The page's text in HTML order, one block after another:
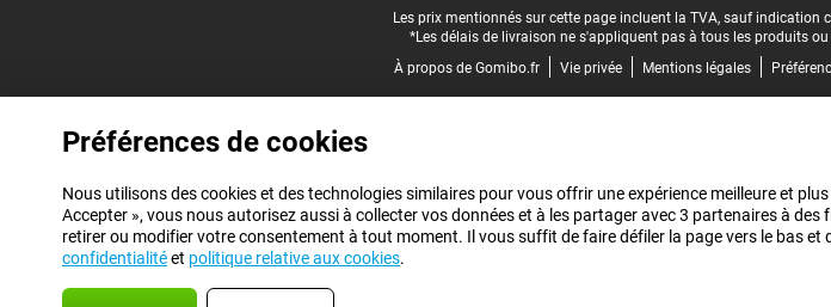
Les prix mentionnés sur cette page incluent la TVA, sauf indication
*Les délais de livraison ne s'appliquent pas à tous les produits
À propos de Gomibo.fr
Vie privée Mentions légales
Préférences de cookies
Nous utilisons des cookies et des technologies similaires pour vous offrir une expérience meilleure et
Accepter », vous nous autorisez aussi à collecter vos données et à les partager avec 3 partenaires à
retirer ou modifier votre consentement à tout moment. Il vous suffit de faire défiler la page vers le bas et
confidentialitéet politique relative aux cookies.